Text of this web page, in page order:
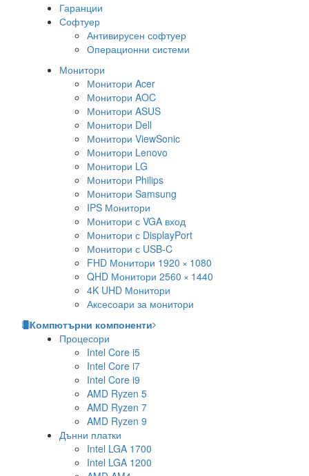
Гаранции
Софтуер
Антивирусен софтуер
Операционни системи
Монитори
Монитори Acer
Монитори AOC
Монитори ASUS
Монитори Dell
Монитори ViewSonic
Монитори Lenovo
Монитори LG
Монитори Philips
Монитори Samsung
IPS Монитори
Монитори с VGA вход
Монитори с DisplayPort
Монитори с USB-C
FHD Монитори 1920 × 1080
QHD Монитори 2560 × 1440
4K UHD Монитори
Аксесоари за монитори
Компютърни компоненти
Процесори
Intel Core i5
Intel Core i7
Intel Core i9
AMD Ryzen 5
AMD Ryzen 7
AMD Ryzen 9
Дънни платки
Intel LGA 1700
Intel LGA 1200